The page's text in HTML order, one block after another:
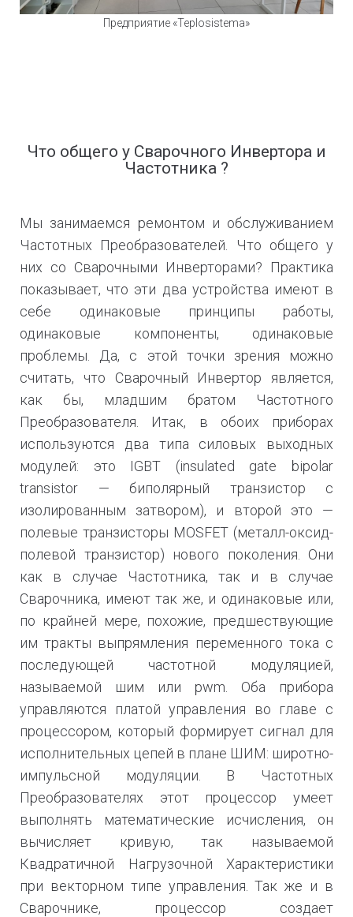
Предприятие «Teplosistema»
Что общего у Сварочного Инвертора и
Частотника ?
Мы занимаемся ремонтом и обслуживанием
Частотных Преобразователей. Что общего у
них со Сварочными Инверторами? Практика
показывает, что эти два устройства имеют в
себе одинаковые принципы работы,
одинаковые компоненты, одинаковые
проблемы. Да, с этой точки зрения можно
считать, что Сварочный Инвертор является,
как бы, младшим братом Частотного
Преобразователя. Итак, в обоих приборах
используются два типа силовых выходных
модулей: это IGBT (insulated gate bipolar
transistor — биполярный транзистор с
изолированным затвором), и второй это —
полевые транзисторы MOSFET (металл-оксид-
полевой транзистор) нового поколения. Они
как в случае Частотника, так и в случае
Сварочника, имеют так же, и одинаковые или,
по крайней мере, похожие, предшествующие
им тракты выпрямления переменного тока с
последующей частотной модуляцией,
называемой шим или pwm. Оба прибора
управляются платой управления во главе с
процессором, который формирует сигнал для
исполнительных цепей в плане ШИМ: широтно-
импульсной модуляции. В Частотных
Преобразователях этот процессор умеет
выполнять математические исчисления, он
вычисляет кривую, так называемой
Квадратичной Нагрузочной Характеристики
при векторном типе управления. Так же и в
Сварочнике, процессор создает